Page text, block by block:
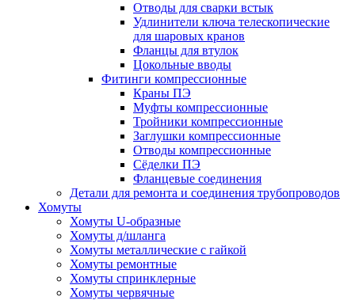
Отводы для сварки встык
Удлинители ключа телескопические
для шаровых кранов
Фланцы для втулок
Цокольные вводы
Фитинги компрессионные
Краны ПЭ
Муфты компрессионные
Тройники компрессионные
Заглушки компрессионные
Отводы компрессионные
Сёделки ПЭ
Фланцевые соединения
Детали для ремонта и соединения трубопроводов
Хомуты
Хомуты U-образные
Хомуты д/шланга
Хомуты металлические с гайкой
Хомуты ремонтные
Хомуты спринклерные
Хомуты червячные